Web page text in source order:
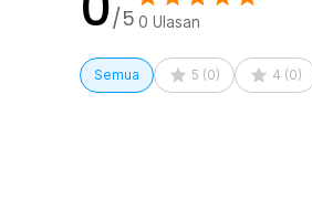
/5 0 Ulasan
Semua 5 (0) 4 (0)